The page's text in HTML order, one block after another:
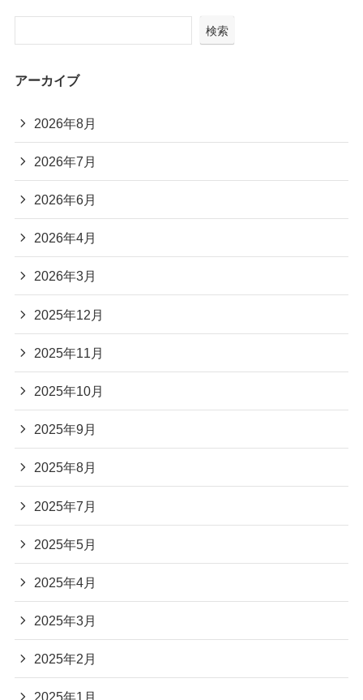
検索
アーカイブ
2026年8月
2026年7月
2026年6月
2026年4月
2026年3月
2025年12月
2025年11月
2025年10月
2025年9月
2025年8月
2025年7月
2025年5月
2025年4月
2025年3月
2025年2月